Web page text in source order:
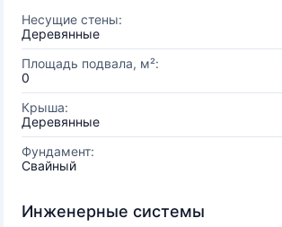
Несущие стены:
Деревянные
Площадь подвала, м²:
0
Крыша:
Деревянные
Фундамент:
Свайный
Инженерные системы